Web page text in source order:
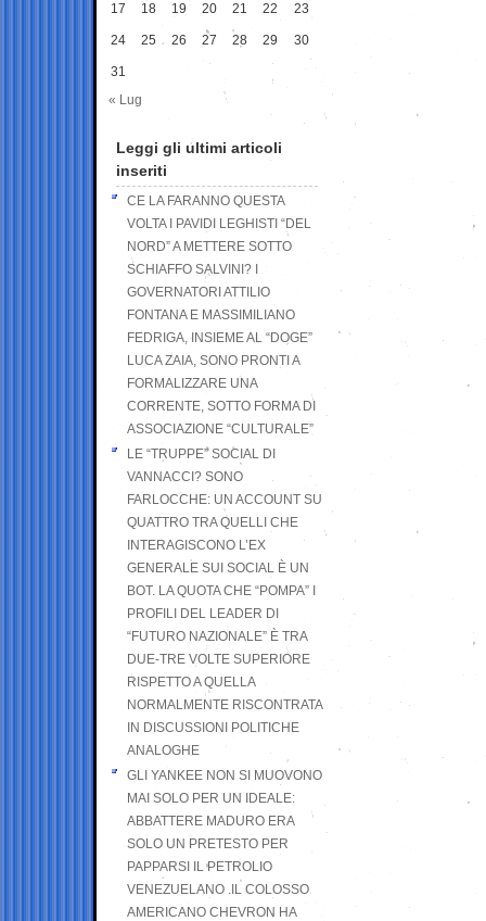
17 18 19 20 21 22 23
24 25 26 27 28 29 30
31
« Lug
Leggi gli ultimi articoli
inseriti
CE LA FARANNO QUESTA
VOLTA I PAVIDI LEGHISTI “DEL
NORD” A METTERE SOTTO
SCHIAFFO SALVINI? I
GOVERNATORI ATTILIO
FONTANA E MASSIMILIANO
FEDRIGA, INSIEME AL “DOGE”
LUCA ZAIA, SONO PRONTI A
FORMALIZZARE UNA
CORRENTE, SOTTO FORMA DI
ASSOCIAZIONE “CULTURALE”
LE “TRUPPE” SOCIAL DI
VANNACCI? SONO
FARLOCCHE: UN ACCOUNT SU
QUATTRO TRA QUELLI CHE
INTERAGISCONO L’EX
GENERALE SUI SOCIAL È UN
BOT. LA QUOTA CHE “POMPA” I
PROFILI DEL LEADER DI
“FUTURO NAZIONALE” È TRA
DUE-TRE VOLTE SUPERIORE
RISPETTO A QUELLA
NORMALMENTE RISCONTRATA
IN DISCUSSIONI POLITICHE
ANALOGHE
GLI YANKEE NON SI MUOVONO
MAI SOLO PER UN IDEALE:
ABBATTERE MADURO ERA
SOLO UN PRETESTO PER
PAPPARSI IL PETROLIO
VENEZUELANO .IL COLOSSO
AMERICANO CHEVRON HA